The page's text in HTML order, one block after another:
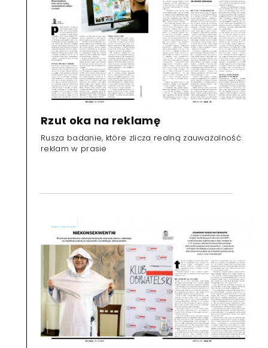
Rzut oka na reklamę
Rusza badanie, które zlicza realną zauważalność
reklam w prasie